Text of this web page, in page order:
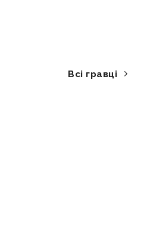
Всі гравці